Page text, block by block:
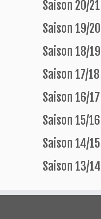
Saison 20/21
Saison 19/20
Saison 18/19
Saison 17/18
Saison 16/17
Saison 15/16
Saison 14/15
Saison 13/14